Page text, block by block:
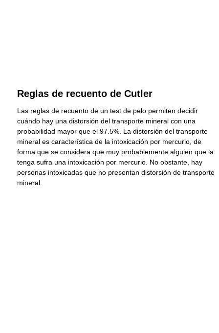
Reglas de recuento de Cutler
Las reglas de recuento de un test de pelo permiten decidir
cuándo hay una distorsión del transporte mineral con una
probabilidad mayor que el 97.5%. La distorsión del transporte
mineral es característica de la intoxicación por mercurio, de
forma que se considera que muy probablemente alguien que la
tenga sufra una intoxicación por mercurio. No obstante, hay
personas intoxicadas que no presentan distorsión de transporte
mineral.